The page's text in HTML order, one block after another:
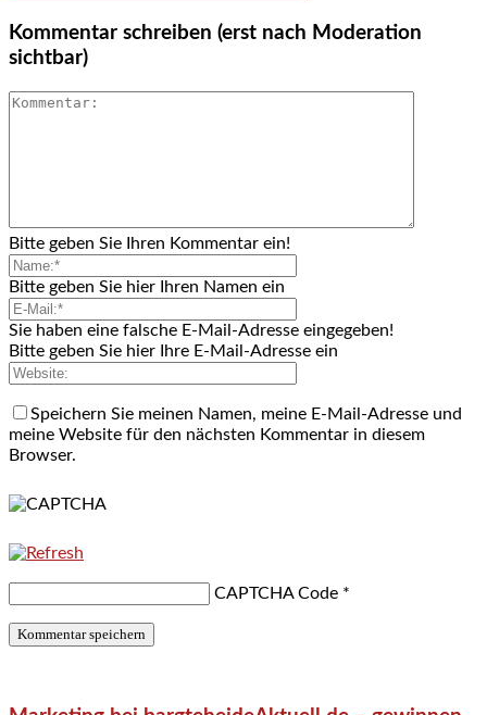
Kommentar schreiben (erst nach Moderation
sichtbar)
Bitte geben Sie Ihren Kommentar ein!
Bitte geben Sie hier Ihren Namen ein
Sie haben eine falsche E-Mail-Adresse eingegeben!
Bitte geben Sie hier Ihre E-Mail-Adresse ein
Speichern Sie meinen Namen, meine E-Mail-Adresse und
meine Website für den nächsten Kommentar in diesem
Browser.
CAPTCHA Code *